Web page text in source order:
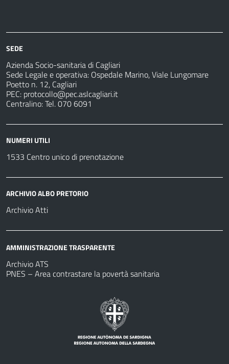
sanitarie
fare
SEDE
Azienda Socio-sanitaria di Cagliari
Sede Legale e operativa: Ospedale Marino, Viale Lungomare
Poetto n. 12, Cagliari
PEC: protocollo@pec.aslcagliari.it
Centralino: Tel. 070 6091
NUMERI UTILI
1533 Centro unico di prenotazione
ARCHIVIO ALBO PRETORIO
Archivio Atti
AMMINISTRAZIONE TRASPARENTE
Archivio ATS
PNES – Area contrastare la povertà sanitaria